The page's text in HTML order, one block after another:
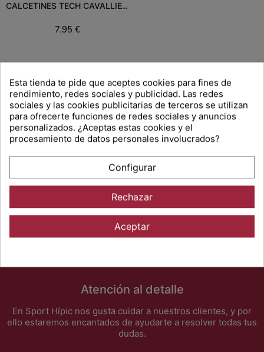
Filtros
CALCETINES TECH CAVALLIERE
7,95 €
Añadir al carrito
ELIGE SPORT HÍPIC
Atención al detalle
En Sport Hípic nos gusta cuidar a nuestros clientes, y por
ello estaremos encantados de ayudarte a resolver todas tus
dudas.
Esta tienda te pide que aceptes cookies para fines de
rendimiento, redes sociales y publicidad. Las redes
sociales y las cookies publicitarias de terceros se utilizan
para ofrecerte funciones de redes sociales y anuncios
personalizados. ¿Aceptas estas cookies y el
procesamiento de datos personales involucrados?
Configurar
Rechazar
Aceptar